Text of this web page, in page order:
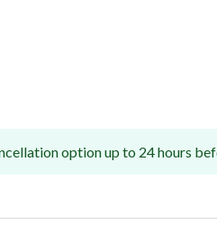
option up to 24 hours